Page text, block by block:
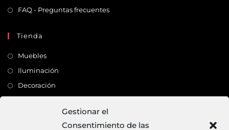
Gestionar el
Consentimiento de las
FAQ - Preguntas frecuentes
Tienda
Muebles
Iluminación
Decoración